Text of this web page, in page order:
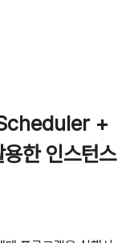
+
한 인스턴스